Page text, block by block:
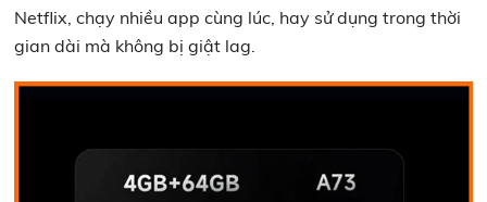
Netflix, chạy nhiều app cùng lúc, hay sử dụng trong thời
gian dài mà không bị giật lag.